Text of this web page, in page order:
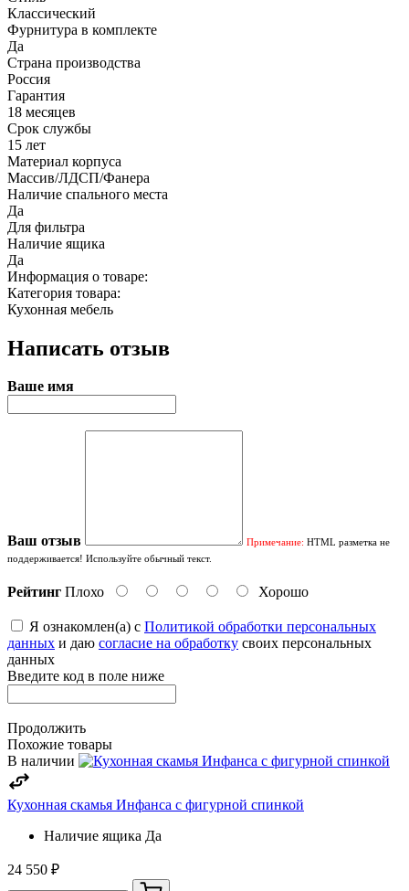
Классический
Фурнитура в комплекте
Да
Страна производства
Россия
Гарантия
18 месяцев
Срок службы
15 лет
Материал корпуса
Массив/ЛДСП/Фанера
Наличие спального места
Да
Для фильтра
Наличие ящика
Да
Информация о товаре:
Категория товара:
Кухонная мебель
Написать отзыв
Ваше имя
Ваш отзыв Примечание: HTML разметка не
поддерживается! Используйте обычный текст.
Рейтинг Плохо Хорошо
Я ознакомлен(а) с Политикой обработки персональных
данных и даю согласие на обработку своих персональных
данных
Введите код в поле ниже
Продолжить
Похожие товары
В наличии
Кухонная скамья Инфанса с фигурной спинкой
Наличие ящика Да
24 550 ₽